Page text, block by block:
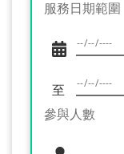
服務日期範圍
至
參與人數